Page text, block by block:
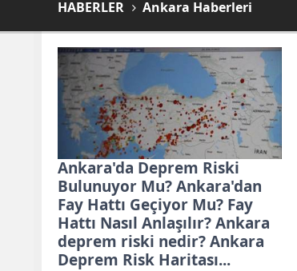
HABERLER Ankara Haberleri
Ankara'da Deprem Riski
Bulunuyor Mu? Ankara'dan
Fay Hattı Geçiyor Mu? Fay
Hattı Nasıl Anlaşılır? Ankara
deprem riski nedir? Ankara
Deprem Risk Haritası...